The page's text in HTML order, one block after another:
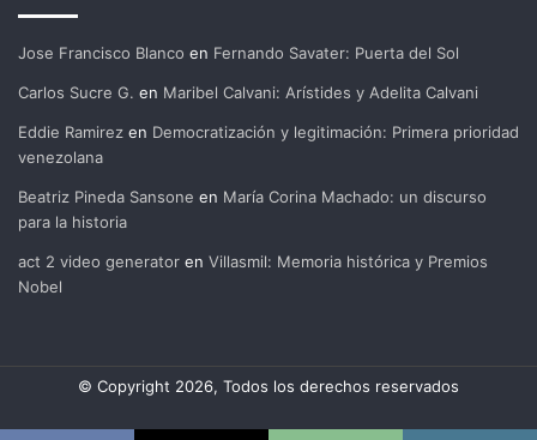
Jose Francisco Blanco en Fernando Savater: Puerta del Sol
Carlos Sucre G. en Maribel Calvani: Arístides y Adelita Calvani
Eddie Ramirez en Democratización y legitimación: Primera prioridad
venezolana
Beatriz Pineda Sansone en María Corina Machado: un discurso
para la historia
act 2 video generator en Villasmil: Memoria histórica y Premios
Nobel
© Copyright 2026, Todos los derechos reservados